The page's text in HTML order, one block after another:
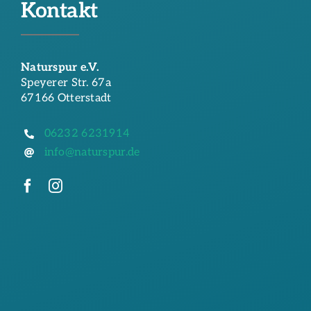
Kontakt
Naturspur e.V.
Speyerer Str. 67a
67166 Otterstadt
06232 6231914
info@naturspur.de